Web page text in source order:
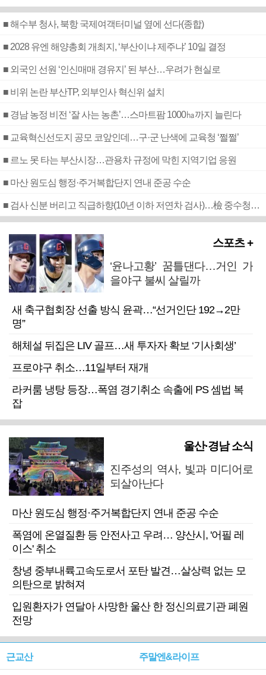
■ 해수부 청사, 북항 국제여객터미널 옆에 선다(종합)
■ 2028 유엔 해양총회 개최지, ‘부산이냐 제주냐’ 10일 결정
■ 외국인 선원 ‘인신매매 경유지’ 된 부산…우려가 현실로
■ 비위 논란 부산TP, 외부인사 혁신위 설치
■ 경남 농정 비전 ‘잘 사는 농촌’…스마트팜 1000㏊까지 늘린다
■ 교육혁신선도지 공모 코앞인데…구·군 난색에 교육청 ‘쩔쩔’
■ 르노 못 타는 부산시장…관용차 규정에 막힌 지역기업 응원
■ 마산 원도심 행정·주거복합단지 연내 준공 수순
■ 검사 신분 버리고 직급하향(10년 이하 저연차 검사)…檢 중수청행 기피
스포츠 +
‘윤나고황’ 꿈틀댄다…거인 가
을야구 불씨 살릴까
새 축구협회장 선출 방식 윤곽…“선거인단 192→2만
명”
해체설 뒤집은 LIV 골프…새 투자자 확보 ‘기사회생’
프로야구 취소…11일부터 재개
라커룸 냉탕 등장…폭염 경기취소 속출에 PS 셈법 복
잡
울산·경남 소식
진주성의 역사, 빛과 미디어로
되살아난다
마산 원도심 행정·주거복합단지 연내 준공 수순
폭염에 온열질환 등 안전사고 우려… 양산시, '어필 레
이스' 취소
창녕 중부내륙고속도로서 포탄 발견…살상력 없는 모
의탄으로 밝혀져
입원환자가 연달아 사망한 울산 한 정신의료기관 폐원
전망
근교산 주말엔&라이프